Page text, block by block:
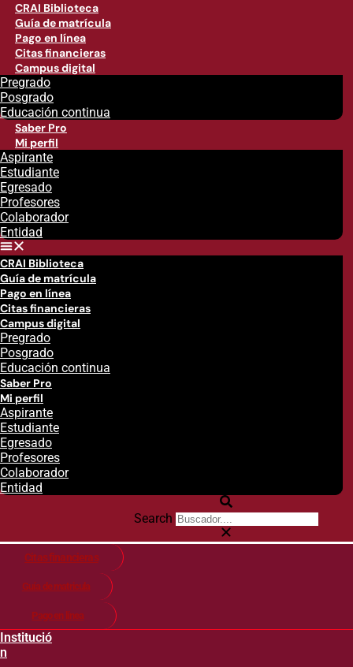
CRAI Biblioteca
Guía de matrícula
Pago en línea
Citas financieras
Campus digital
Pregrado
Posgrado
Educación continua
Saber Pro
Mi perfil
Aspirante
Estudiante
Egresado
Profesores
Colaborador
Entidad
CRAI Biblioteca
Guía de matrícula
Pago en línea
Citas financieras
Campus digital
Pregrado
Posgrado
Educación continua
Saber Pro
Mi perfil
Aspirante
Estudiante
Egresado
Profesores
Colaborador
Entidad
Search
Citas financieras
Guía de matricula
Pago en línea
Institució
n